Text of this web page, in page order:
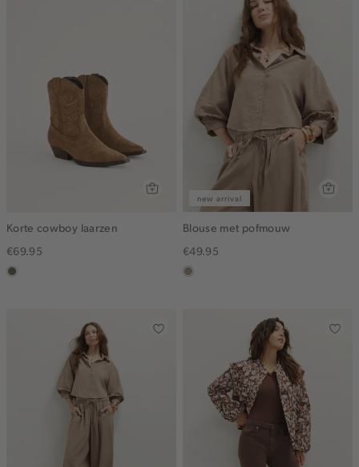
Korte cowboy laarzen
€69.95
middenbruin
new arrival
Blouse met pofmouw
€49.95
taupe,